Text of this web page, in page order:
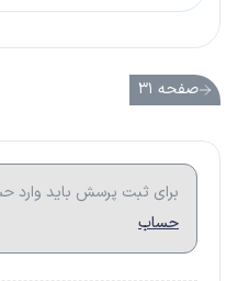
صفحه ۳۱
برای ثبت پرسش باید وارد
حساب